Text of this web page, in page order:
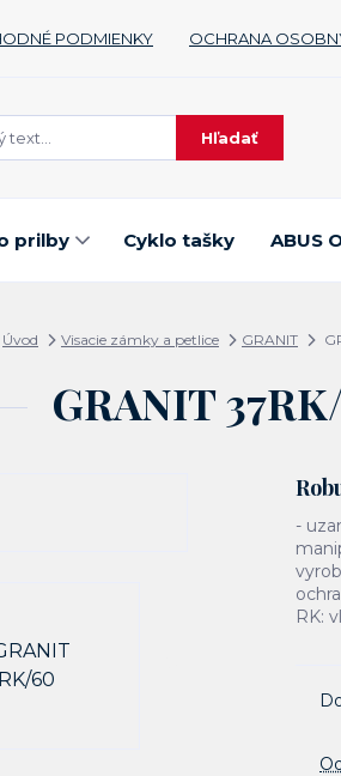
PODMIENKY OCHRANA
Hľadať
prilby Cyklo tašky ABUS
Úvod Visacie zámky a petlice GRANIT
GRANIT
-
RK: